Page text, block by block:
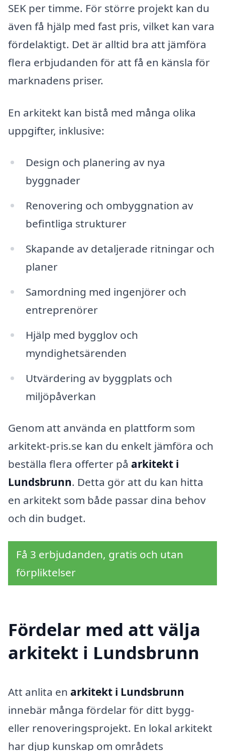
SEK per timme. För större projekt kan du
även få hjälp med fast pris, vilket kan vara
fördelaktigt. Det är alltid bra att jämföra
flera erbjudanden för att få en känsla för
marknadens priser.
En arkitekt kan bistå med många olika
uppgifter, inklusive:
Design och planering av nya
byggnader
Renovering och ombyggnation av
befintliga strukturer
Skapande av detaljerade ritningar och
planer
Samordning med ingenjörer och
entreprenörer
Hjälp med bygglov och
myndighetsärenden
Utvärdering av byggplats och
miljöpåverkan
Genom att använda en plattform som
arkitekt-pris.se kan du enkelt jämföra och
beställa flera offerter på arkitekt i
Lundsbrunn. Detta gör att du kan hitta
en arkitekt som både passar dina behov
och din budget.
Få 3 erbjudanden, gratis och utan
förpliktelser
Fördelar med att välja
arkitekt i Lundsbrunn
Att anlita en arkitekt i Lundsbrunn
innebär många fördelar för ditt bygg-
eller renoveringsprojekt. En lokal arkitekt
har djup kunskap om områdets